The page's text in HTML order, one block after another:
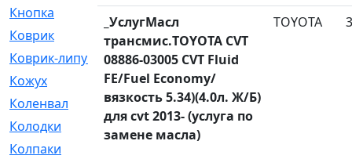
Кнопка
[3]
Коврик
[1]
Коврик-липучка
[2]
Кожух
[4]
Коленвал
[38]
Колодки
[2151]
Колпаки
_УслугМасл
трансмис.TOYOTA CVT
08886-03005 CVT Fluid
FE/Fuel Economy/
вязкость 5.34)(4.0л. Ж/Б)
для cvt 2013- (услуга по
замене масла)
TOYOTA 3